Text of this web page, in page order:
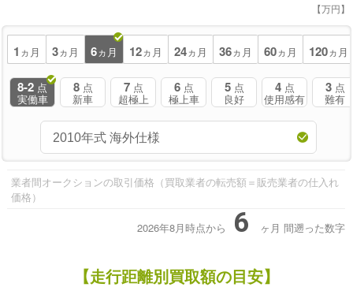
【万円】
1 ヵ月 3ヵ月 6ヵ月 12ヵ月 24ヵ月 36ヵ月 60ヵ月 120ヵ月
8-2 点
実働車
8 点
新車
7 点
超極上
6 点
極上車
5 点
良好
4 点
使用感有
3 点
難有
業者間オークションの取引価格（買取業者の転売額＝販売業者の仕入れ
価格）
2026年8月時点から 6 ヶ月 間遡った数字
【走行距離別買取額の目安】